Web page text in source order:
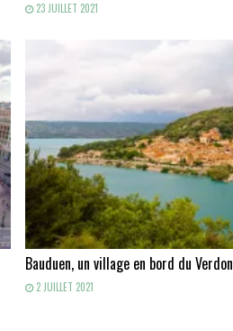
23 JUILLET 2021
Bauduen, un village en bord du Verdon
2 JUILLET 2021